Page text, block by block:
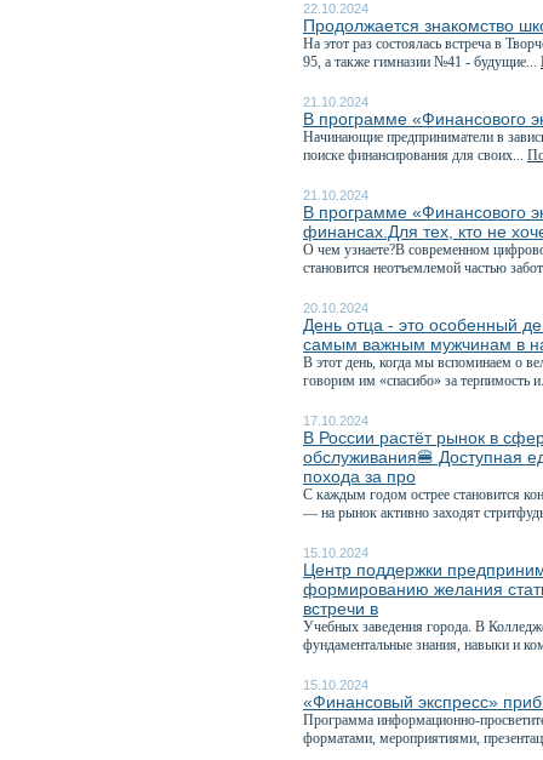
22.10.2024
Продолжается знакомство
На этот раз состоялась встреча в
95, а также гимназии №41 - будущие...
21.10.2024
В программе «Финансового
Начинающие предприниматели в
поиске финансирования для своих...
21.10.2024
В программе «Финансового
финансах.Для тех, кто не
О чем узнаете?В современном
становится неотъемлемой частью
20.10.2024
День отца - это особенный
самым важным мужчинам в
В этот день, когда мы вспоминаем о
говорим им «спасибо» за терпимость
17.10.2024
В России растёт рынок в
обслуживания🍔 Доступная
похода за про
С каждым годом острее становится
— на рынок активно заходят
15.10.2024
Центр поддержки
формированию желания
встречи в
Учебных заведения города. В
фундаментальные знания, навыки и
15.10.2024
«Финансовый экспресс»
Программа информационно-
форматами, мероприятиями,